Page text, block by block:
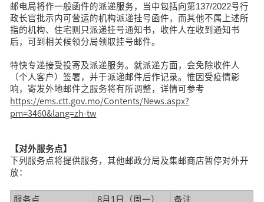
邮电局将作一般函件的派递服务，当中包括向第137/2022号行
政长官批示内可营运的机构派递挂号函件，而其他不属上述所
指的机构、住宅则只派递挂号通知书，收件人在收到通知书
后，可到相关候领分局领取挂号邮件。
特快专递接受投寄及派递服务。就派递方面，会免除收件人
（个人客户）签署，并于派递邮件后作记录。惟因受疫情影
响，寄发外地邮件之服务将有所调整，详情可参考
https://ems.ctt.gov.mo/Contents/News.aspx?
pm=3460&lang=zh-tw
【对外服务点】
下列服务点将提供服务，其他邮政分局及集邮商店暂停对外开
放：
服务点 8月1日（周一）
备注